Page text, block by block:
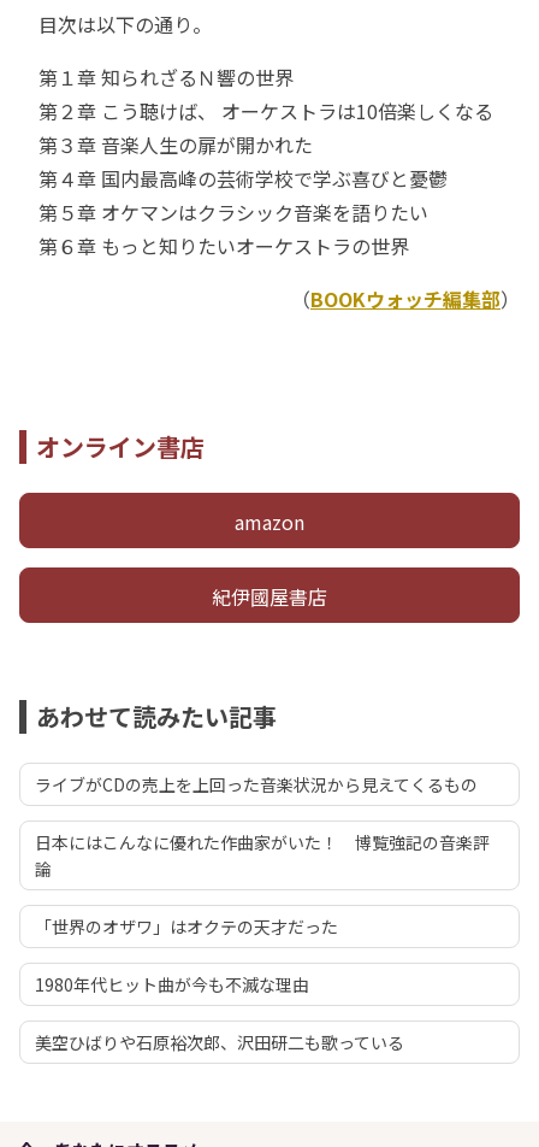
目次は以下の通り。
第１章 知られざるＮ響の世界
第２章 こう聴けば、 オーケストラは10倍楽しくなる
第３章 音楽人生の扉が開かれた
第４章 国内最高峰の芸術学校で学ぶ喜びと憂鬱
第５章 オケマンはクラシック音楽を語りたい
第６章 もっと知りたいオーケストラの世界
（BOOKウォッチ編集部）
オンライン書店
amazon
紀伊國屋書店
あわせて読みたい記事
ライブがCDの売上を上回った音楽状況から見えてくるもの
日本にはこんなに優れた作曲家がいた！ 博覧強記の音楽評
論
「世界のオザワ」はオクテの天才だった
1980年代ヒット曲が今も不滅な理由
美空ひばりや石原裕次郎、沢田研二も歌っている